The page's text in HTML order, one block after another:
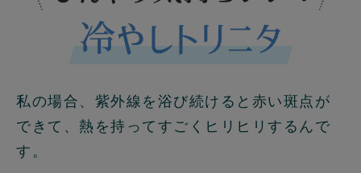
私の場合、紫外線を浴び続けると赤い斑点が
できて、熱を持ってすごくヒリヒリするんで
す。